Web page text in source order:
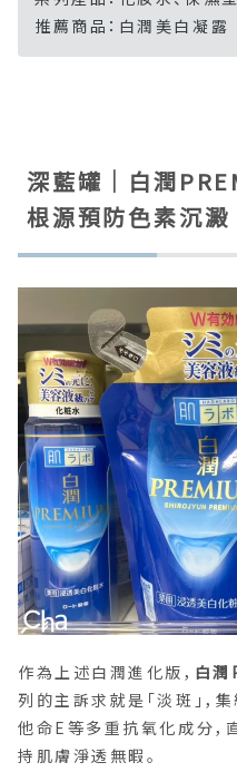
推薦商品：白潤美白凝露
深藍罐｜白潤
根源預防色素沉澱
作為上述白潤進化版， 白潤
列的主訴求就是「淡斑」，
他命E等多重抗氧化成分，
持肌膚淨透無暇。